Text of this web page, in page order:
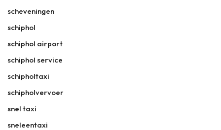
scheveningen
schiphol
schiphol airport
schiphol service
schipholtaxi
schipholvervoer
snel taxi
sneleentaxi